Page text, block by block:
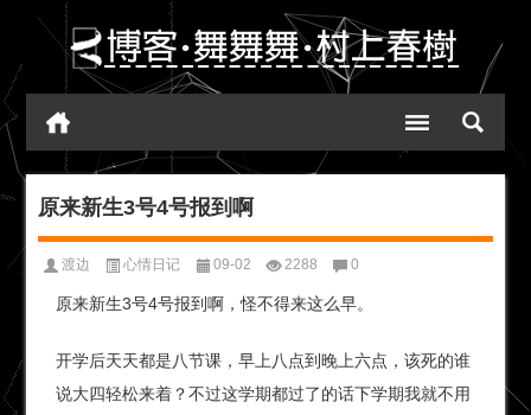
原来新生3号4号报到啊
渡边 心情日记 09-02 2288 0
原来新生3号4号报到啊，怪不得来这么早。
开学后天天都是八节课，早上八点到晚上六点，该死的谁
说大四轻松来着？不过这学期都过了的话下学期我就不用